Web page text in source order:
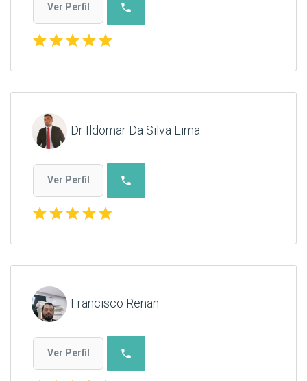
Ver Perfil phone
starstarstarstarstar
Dr Ildomar Da Silva Lima
Ver Perfil phone
starstarstarstarstar
Francisco Renan
Ver Perfil phone